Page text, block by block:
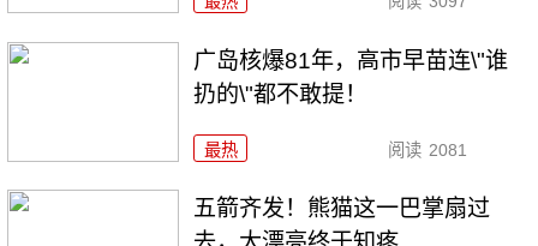
广岛核爆81年，高市早苗连\"谁
扔的\"都不敢提！
最热 阅读 2081
五箭齐发！熊猫这一巴掌扇过